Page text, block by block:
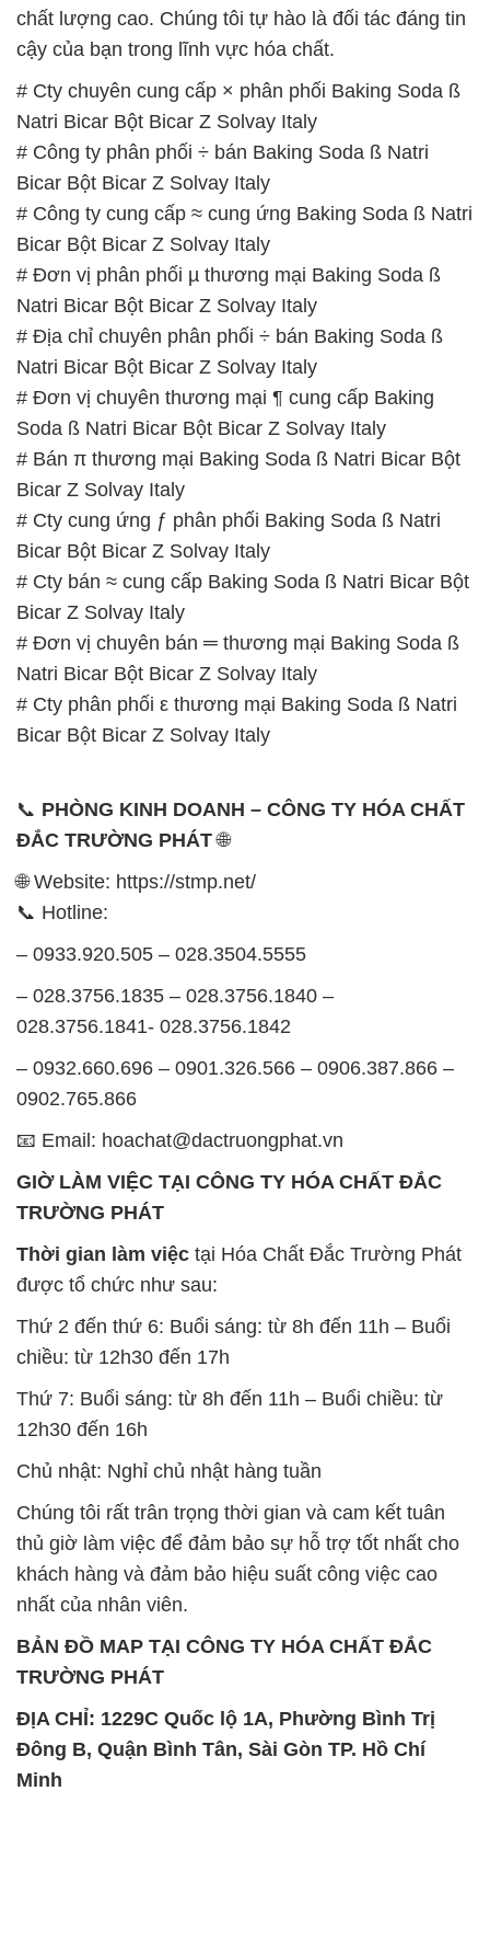
# Công ty phân phối ÷ bán Baking Soda ß Natri
Bicar Bột Bicar Z Solvay Italy
# Công ty cung cấp ≈ cung ứng Baking Soda ß Natri
Bicar Bột Bicar Z Solvay Italy
# Đơn vị phân phối µ thương mại Baking Soda ß
Natri Bicar Bột Bicar Z Solvay Italy
# Địa chỉ chuyên phân phối ÷ bán Baking Soda ß
Natri Bicar Bột Bicar Z Solvay Italy
# Đơn vị chuyên thương mại ¶ cung cấp Baking
Soda ß Natri Bicar Bột Bicar Z Solvay Italy
# Bán π thương mại Baking Soda ß Natri Bicar Bột
Bicar Z Solvay Italy
# Cty cung ứng ƒ phân phối Baking Soda ß Natri
Bicar Bột Bicar Z Solvay Italy
# Cty bán ≈ cung cấp Baking Soda ß Natri Bicar Bột
Bicar Z Solvay Italy
# Đơn vị chuyên bán ═ thương mại Baking Soda ß
Natri Bicar Bột Bicar Z Solvay Italy
# Cty phân phối ε thương mại Baking Soda ß Natri
Bicar Bột Bicar Z Solvay Italy
📞PHÒNG KINH DOANH – CÔNG TY HÓA CHẤT
ĐẮC TRƯỜNG PHÁT🌐
🌐 Website: https://stmp.net/
– 0933.920.505 – 028.3504.5555
028.3756.1841- 028.3756.1842
0902.765.866
📧 Email: hoachat@dactruongphat.vn
TRƯỜNG PHÁT
được tổ chức như sau:
Thứ 2 đến thứ 6: Buổi sáng: từ 8h đến 11h – Buổi
chiều: từ 12h30 đến 17h
Thứ 7: Buổi sáng: từ 8h đến 11h – Buổi chiều: từ
12h30 đến 16h
Chủ nhật: Nghỉ chủ nhật hàng tuần
thủ giờ làm việc để đảm bảo sự hỗ trợ tốt nhất cho
khách hàng và đảm bảo hiệu suất công việc cao
nhất của nhân viên.
BẢN ĐỒ MAP TẠI CÔNG TY HÓA CHẤT ĐẮC
TRƯỜNG PHÁT
ĐỊA CHỈ: 1229C Quốc lộ 1A, Phường Bình Trị
Đông B, Quận Bình Tân, Sài Gòn TP. Hồ Chí
Minh